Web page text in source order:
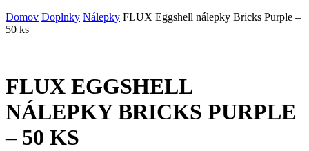
Domov Doplnky Nálepky FLUX Eggshell nálepky Bricks Purple –
50 ks
FLUX EGGSHELL
NÁLEPKY BRICKS PURPLE
– 50 KS